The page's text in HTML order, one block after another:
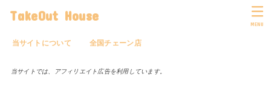
TakeOut House
当サイトについて 全国チェーン店
MENU
当サイトでは、アフィリエイト広告を利用しています。